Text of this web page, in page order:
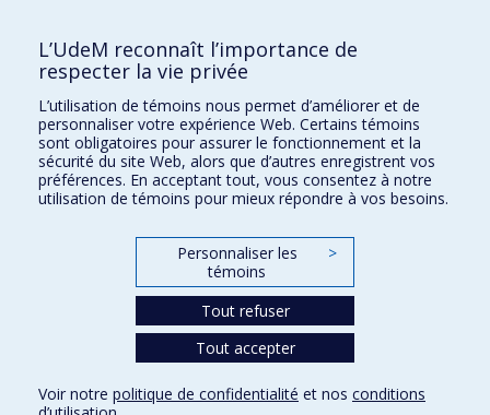
Écoles
Orthophonie et audiologie
Réadaptation
Directions
Confidentialité Conditions d’utilisation Paramètres des témoins
L’UdeM reconnaît l’importance de
respecter la vie privée
L’utilisation de témoins nous permet d’améliorer et de
personnaliser votre expérience Web. Certains témoins
sont obligatoires pour assurer le fonctionnement et la
sécurité du site Web, alors que d’autres enregistrent vos
préférences. En acceptant tout, vous consentez à notre
utilisation de témoins pour mieux répondre à vos besoins.
Personnaliser les
témoins
>
Tout refuser
Tout accepter
Voir notre politique de confidentialité et nos conditions